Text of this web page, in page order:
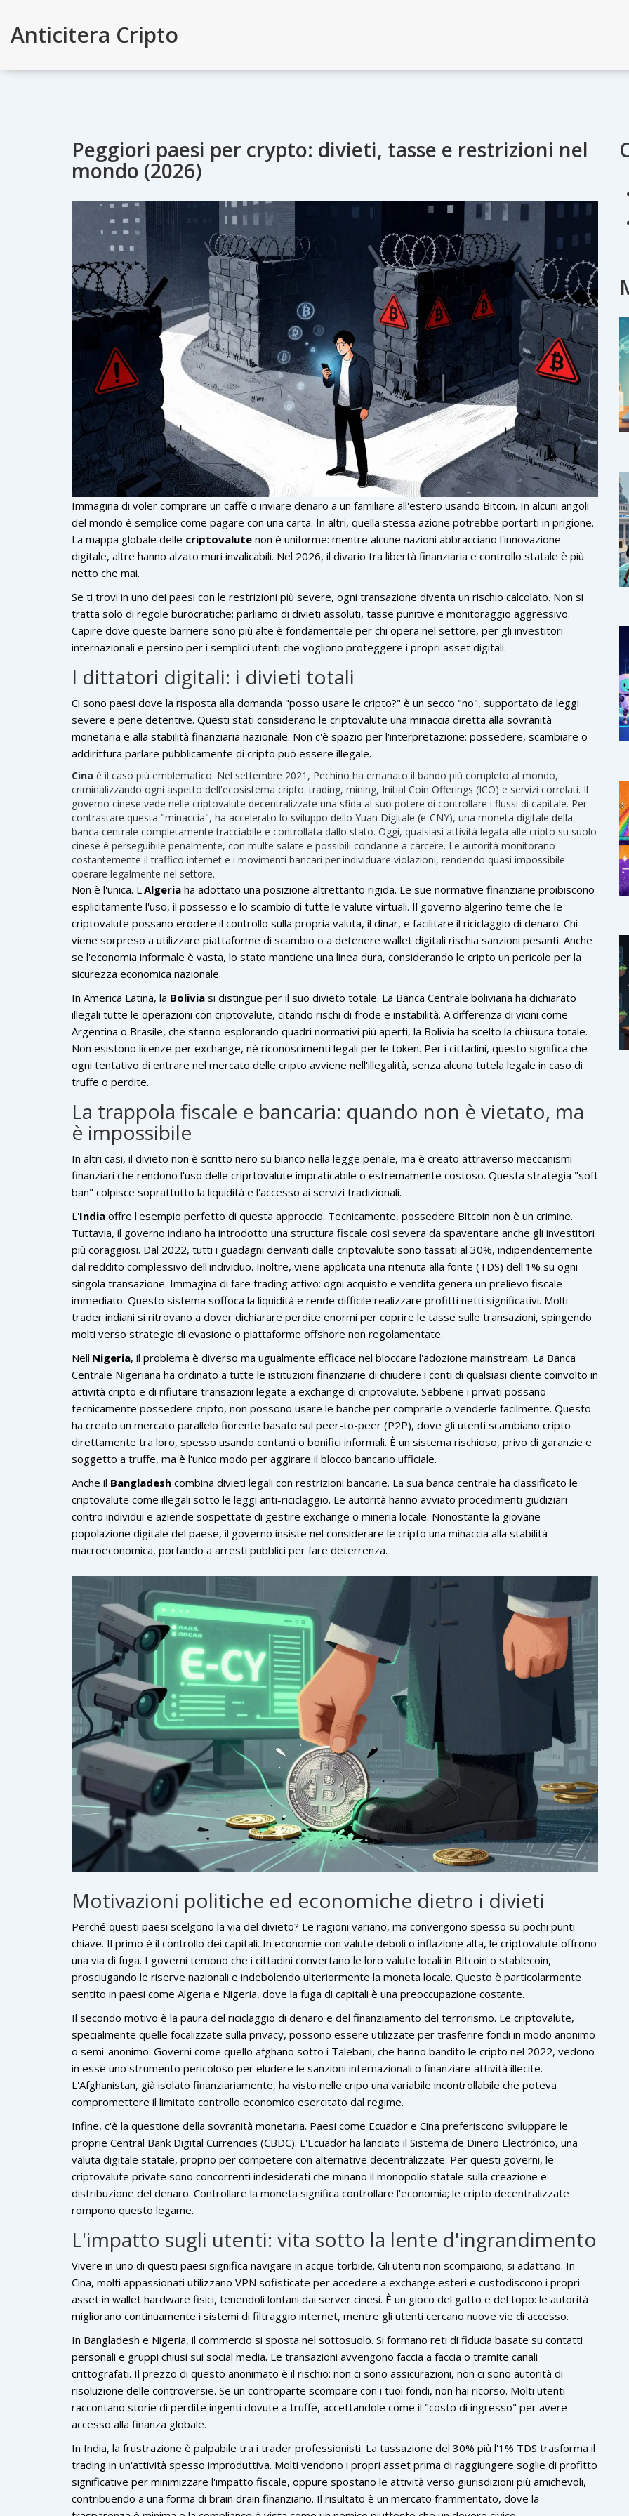
Anticitera Cripto
Peggiori paesi per crypto: divieti, tasse e restrizioni nel
mondo (2026)
Immagina di voler comprare un caffè o inviare denaro a un familiare all'estero usando Bitcoin. In alcuni angoli
del mondo è semplice come pagare con una carta. In altri, quella stessa azione potrebbe portarti in prigione.
La mappa globale delle criptovalute non è uniforme: mentre alcune nazioni abbracciano l'innovazione
digitale, altre hanno alzato muri invalicabili. Nel 2026, il divario tra libertà finanziaria e controllo statale è più
netto che mai.
Se ti trovi in uno dei paesi con le restrizioni più severe, ogni transazione diventa un rischio calcolato. Non si
tratta solo di regole burocratiche; parliamo di divieti assoluti, tasse punitive e monitoraggio aggressivo.
Capire dove queste barriere sono più alte è fondamentale per chi opera nel settore, per gli investitori
internazionali e persino per i semplici utenti che vogliono proteggere i propri asset digitali.
I dittatori digitali: i divieti totali
Ci sono paesi dove la risposta alla domanda "posso usare le cripto?" è un secco "no", supportato da leggi
severe e pene detentive. Questi stati considerano le criptovalute una minaccia diretta alla sovranità
monetaria e alla stabilità finanziaria nazionale. Non c'è spazio per l'interpretazione: possedere, scambiare o
addirittura parlare pubblicamente di cripto può essere illegale.
Cina è il caso più emblematico. Nel settembre 2021, Pechino ha emanato il bando più completo al mondo,
criminalizzando ogni aspetto dell'ecosistema cripto: trading, mining, Initial Coin Offerings (ICO) e servizi correlati. Il
governo cinese vede nelle criptovalute decentralizzate una sfida al suo potere di controllare i flussi di capitale. Per
contrastare questa "minaccia", ha accelerato lo sviluppo dello Yuan Digitale (e-CNY), una moneta digitale della
banca centrale completamente tracciabile e controllata dallo stato. Oggi, qualsiasi attività legata alle cripto su suolo
cinese è perseguibile penalmente, con multe salate e possibili condanne a carcere. Le autorità monitorano
costantemente il traffico internet e i movimenti bancari per individuare violazioni, rendendo quasi impossibile
operare legalmente nel settore.
Non è l'unica. L'Algeria ha adottato una posizione altrettanto rigida. Le sue normative finanziarie proibiscono
esplicitamente l'uso, il possesso e lo scambio di tutte le valute virtuali. Il governo algerino teme che le
criptovalute possano erodere il controllo sulla propria valuta, il dinar, e facilitare il riciclaggio di denaro. Chi
viene sorpreso a utilizzare piattaforme di scambio o a detenere wallet digitali rischia sanzioni pesanti. Anche
se l'economia informale è vasta, lo stato mantiene una linea dura, considerando le cripto un pericolo per la
sicurezza economica nazionale.
In America Latina, la Bolivia si distingue per il suo divieto totale. La Banca Centrale boliviana ha dichiarato
illegali tutte le operazioni con criptovalute, citando rischi di frode e instabilità. A differenza di vicini come
Argentina o Brasile, che stanno esplorando quadri normativi più aperti, la Bolivia ha scelto la chiusura totale.
Non esistono licenze per exchange, né riconoscimenti legali per le token. Per i cittadini, questo significa che
ogni tentativo di entrare nel mercato delle cripto avviene nell'illegalità, senza alcuna tutela legale in caso di
truffe o perdite.
La trappola fiscale e bancaria: quando non è vietato, ma
è impossibile
In altri casi, il divieto non è scritto nero su bianco nella legge penale, ma è creato attraverso meccanismi
finanziari che rendono l'uso delle criprtovalute impraticabile o estremamente costoso. Questa strategia "soft
ban" colpisce soprattutto la liquidità e l'accesso ai servizi tradizionali.
L'India offre l'esempio perfetto di questa approccio. Tecnicamente, possedere Bitcoin non è un crimine.
Tuttavia, il governo indiano ha introdotto una struttura fiscale così severa da spaventare anche gli investitori
più coraggiosi. Dal 2022, tutti i guadagni derivanti dalle criptovalute sono tassati al 30%, indipendentemente
dal reddito complessivo dell'individuo. Inoltre, viene applicata una ritenuta alla fonte (TDS) dell'1% su ogni
singola transazione. Immagina di fare trading attivo: ogni acquisto e vendita genera un prelievo fiscale
immediato. Questo sistema soffoca la liquidità e rende difficile realizzare profitti netti significativi. Molti
trader indiani si ritrovano a dover dichiarare perdite enormi per coprire le tasse sulle transazioni, spingendo
molti verso strategie di evasione o piattaforme offshore non regolamentate.
Nell'Nigeria, il problema è diverso ma ugualmente efficace nel bloccare l'adozione mainstream. La Banca
Centrale Nigeriana ha ordinato a tutte le istituzioni finanziarie di chiudere i conti di qualsiasi cliente coinvolto in
attività cripto e di rifiutare transazioni legate a exchange di criptovalute. Sebbene i privati possano
tecnicamente possedere cripto, non possono usare le banche per comprarle o venderle facilmente. Questo
ha creato un mercato parallelo fiorente basato sul peer-to-peer (P2P), dove gli utenti scambiano cripto
direttamente tra loro, spesso usando contanti o bonifici informali. È un sistema rischioso, privo di garanzie e
soggetto a truffe, ma è l'unico modo per aggirare il blocco bancario ufficiale.
Anche il Bangladesh combina divieti legali con restrizioni bancarie. La sua banca centrale ha classificato le
criptovalute come illegali sotto le leggi anti-riciclaggio. Le autorità hanno avviato procedimenti giudiziari
contro individui e aziende sospettate di gestire exchange o mineria locale. Nonostante la giovane
popolazione digitale del paese, il governo insiste nel considerare le cripto una minaccia alla stabilità
macroeconomica, portando a arresti pubblici per fare deterrenza.
Motivazioni politiche ed economiche dietro i divieti
Perché questi paesi scelgono la via del divieto? Le ragioni variano, ma convergono spesso su pochi punti
chiave. Il primo è il controllo dei capitali. In economie con valute deboli o inflazione alta, le criptovalute offrono
una via di fuga. I governi temono che i cittadini convertano le loro valute locali in Bitcoin o stablecoin,
prosciugando le riserve nazionali e indebolendo ulteriormente la moneta locale. Questo è particolarmente
sentito in paesi come Algeria e Nigeria, dove la fuga di capitali è una preoccupazione costante.
Il secondo motivo è la paura del riciclaggio di denaro e del finanziamento del terrorismo. Le criptovalute,
specialmente quelle focalizzate sulla privacy, possono essere utilizzate per trasferire fondi in modo anonimo
o semi-anonimo. Governi come quello afghano sotto i Talebani, che hanno bandito le cripto nel 2022, vedono
in esse uno strumento pericoloso per eludere le sanzioni internazionali o finanziare attività illecite.
L'Afghanistan, già isolato finanziariamente, ha visto nelle cripo una variabile incontrollabile che poteva
compromettere il limitato controllo economico esercitato dal regime.
Infine, c'è la questione della sovranità monetaria. Paesi come Ecuador e Cina preferiscono sviluppare le
proprie Central Bank Digital Currencies (CBDC). L'Ecuador ha lanciato il Sistema de Dinero Electrónico, una
valuta digitale statale, proprio per competere con alternative decentralizzate. Per questi governi, le
criptovalute private sono concorrenti indesiderati che minano il monopolio statale sulla creazione e
distribuzione del denaro. Controllare la moneta significa controllare l'economia; le cripto decentralizzate
rompono questo legame.
L'impatto sugli utenti: vita sotto la lente d'ingrandimento
Vivere in uno di questi paesi significa navigare in acque torbide. Gli utenti non scompaiono; si adattano. In
Cina, molti appassionati utilizzano VPN sofisticate per accedere a exchange esteri e custodiscono i propri
asset in wallet hardware fisici, tenendoli lontani dai server cinesi. È un gioco del gatto e del topo: le autorità
migliorano continuamente i sistemi di filtraggio internet, mentre gli utenti cercano nuove vie di accesso.
In Bangladesh e Nigeria, il commercio si sposta nel sottosuolo. Si formano reti di fiducia basate su contatti
personali e gruppi chiusi sui social media. Le transazioni avvengono faccia a faccia o tramite canali
crittografati. Il prezzo di questo anonimato è il rischio: non ci sono assicurazioni, non ci sono autorità di
risoluzione delle controversie. Se un controparte scompare con i tuoi fondi, non hai ricorso. Molti utenti
raccontano storie di perdite ingenti dovute a truffe, accettandole come il "costo di ingresso" per avere
accesso alla finanza globale.
In India, la frustrazione è palpabile tra i trader professionisti. La tassazione del 30% più l'1% TDS trasforma il
trading in un'attività spesso improduttiva. Molti vendono i propri asset prima di raggiungere soglie di profitto
significative per minimizzare l'impatto fiscale, oppure spostano le attività verso giurisdizioni più amichevoli,
contribuendo a una forma di brain drain finanziario. Il risultato è un mercato frammentato, dove la